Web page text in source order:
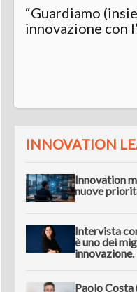
“Guardiamo
innovazione con
INNOVATION
Innovation
nuove
Intervista
è uno dei
innovazione.
Paolo Costa